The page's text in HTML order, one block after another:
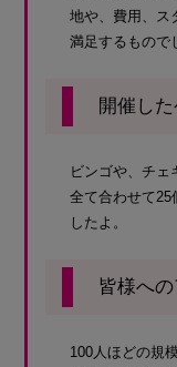
地や、費用、ス
満足するもので
開催し
ビンゴや、チェ
全て合わせて25
したよ。
皆様へ
100人ほどの規